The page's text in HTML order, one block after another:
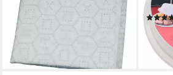
970x470mm, universal für
Dunstabzugshaube
13,59 €
lieferbar - in 9-11 Werktagen bei
dir
14,71